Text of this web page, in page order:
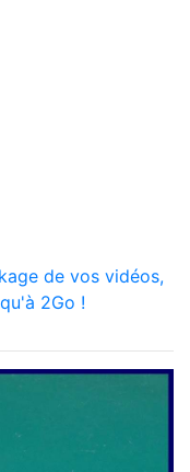
de vos vidéos,
2Go !